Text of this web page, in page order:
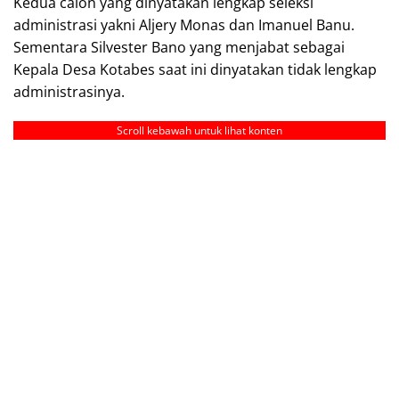
administrasi yakni Aljery Monas dan Imanuel Banu.
Sementara Silvester Bano yang menjabat sebagai
Kepala Desa Kotabes saat ini dinyatakan tidak lengkap
administrasinya.
Scroll kebawah untuk lihat konten